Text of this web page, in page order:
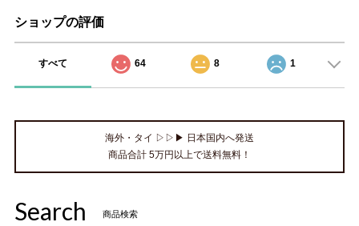
ショップの評価
すべて 64 8 1
海外・タイ ▷▷▶ 日本国内へ発送
商品合計 5万円以上で送料無料！
Search 商品検索